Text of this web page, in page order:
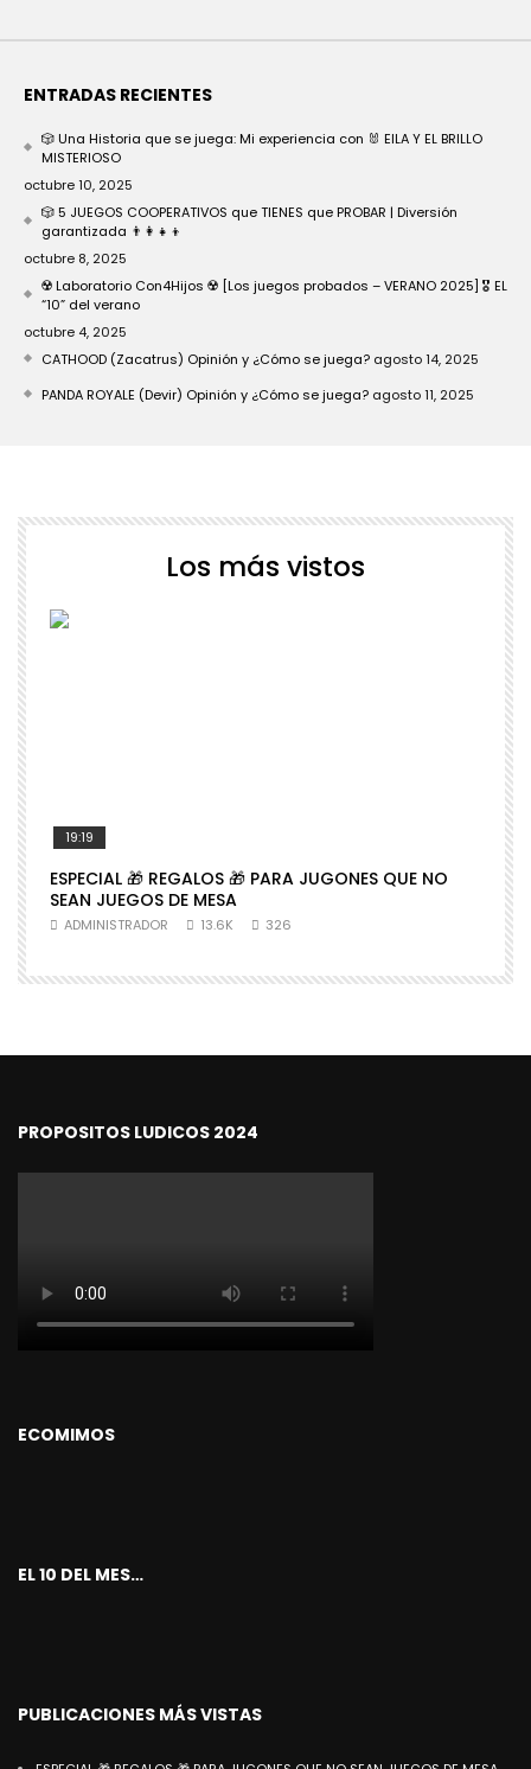
ENTRADAS RECIENTES
🎲 Una Historia que se juega: Mi experiencia con 🐰 EILA Y EL BRILLO
MISTERIOSO
octubre 10, 2025
🎲 5 JUEGOS COOPERATIVOS que TIENES que PROBAR | Diversión
garantizada 👨‍👩‍👧‍👦
octubre 8, 2025
☢️ Laboratorio Con4Hijos ☢️ [Los juegos probados – VERANO 2025] 🎖️ EL
“10” del verano
octubre 4, 2025
CATHOOD (Zacatrus) Opinión y ¿Cómo se juega? agosto 14, 2025
PANDA ROYALE (Devir) Opinión y ¿Cómo se juega? agosto 11, 2025
Los más vistos
19:19
ESPECIAL 🎁 REGALOS 🎁 PARA JUGONES QUE NO
SEAN JUEGOS DE MESA
ADMINISTRADOR 13.6K 326
PROPOSITOS LUDICOS 2024
ECOMIMOS
EL 10 DEL MES…
PUBLICACIONES MÁS VISTAS